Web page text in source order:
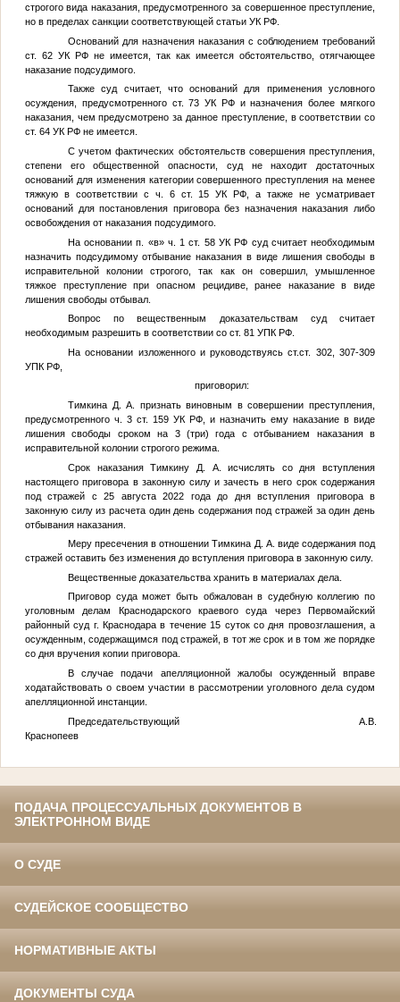
строгого вида наказания, предусмотренного за совершенное преступление,
но в пределах санкции соответствующей статьи УК РФ.
Оснований для назначения наказания с соблюдением требований
ст. 62 УК РФ не имеется, так как имеется обстоятельство, отягчающее
наказание подсудимого.
Также суд считает, что оснований для применения условного
осуждения, предусмотренного ст. 73 УК РФ и назначения более мягкого
наказания, чем предусмотрено за данное преступление, в соответствии со
ст. 64 УК РФ не имеется.
С учетом фактических обстоятельств совершения преступления,
степени его общественной опасности, суд не находит достаточных
оснований для изменения категории совершенного преступления на менее
тяжкую в соответствии с ч. 6 ст. 15 УК РФ, а также не усматривает
оснований для постановления приговора без назначения наказания либо
освобождения от наказания подсудимого.
На основании п. «в» ч. 1 ст. 58 УК РФ суд считает необходимым
назначить подсудимому отбывание наказания в виде лишения свободы в
исправительной колонии строгого, так как он совершил, умышленное
тяжкое преступление при опасном рецидиве, ранее наказание в виде
лишения свободы отбывал.
Вопрос по вещественным доказательствам суд считает
необходимым разрешить в соответствии со ст. 81 УПК РФ.
На основании изложенного и руководствуясь ст.ст. 302, 307-309
УПК РФ,
приговорил:
Тимкина Д. А.
признать виновным в совершении преступления,
предусмотренного ч. 3 ст. 159 УК РФ, и назначить ему наказание в виде
лишения свободы сроком на 3 (три) года с отбыванием наказания в
исправительной колонии строгого режима.
Срок наказанияТимкину Д. А.
исчислять со дня вступления
настоящего приговора в законную силу и зачесть в него срок содержания
под стражей с 25 августа 2022 года до дня вступления приговора в
законную силу из расчета один день содержания под стражей за один день
отбывания наказания.
Меру пресечения в отношенииТимкина Д. А. виде содержания под
стражей оставить без изменения до вступления приговора в законную силу.
Вещественные доказательства хранить в материалах дела.
Приговор суда может быть обжалован в судебную коллегию по
уголовным делам Краснодарского краевого суда через Первомайский
районный суд г. Краснодара в течение 15 суток со дня провозглашения, а
осужденным, содержащимся под стражей, в тот же срок и в том же порядке
со дня вручения копии приговора.
В случае подачи апелляционной жалобы осужденный вправе
ходатайствовать о своем участии в рассмотрении уголовного дела судом
апелляционной инстанции.
Председательствующий А.В.
Краснопеев
ПОДАЧА ПРОЦЕССУАЛЬНЫХ ДОКУМЕНТОВ В
ЭЛЕКТРОННОМ ВИДЕ
О СУДЕ
СУДЕЙСКОЕ СООБЩЕСТВО
НОРМАТИВНЫЕ АКТЫ
ДОКУМЕНТЫ СУДА